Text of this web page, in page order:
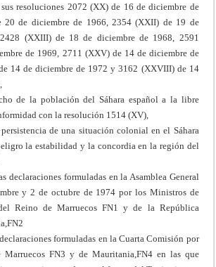
resoluciones 2072 (XX) de 16 de diciembre de
20 de diciembre de 1966, 2354 (XXII) de 19 de
(XXIII) de 18 de diciembre de 1968, 2591
de 1969, 2711 (XXV) de 14 de diciembre de
14 de diciembre de 1972 y 3162 (XXVIII) de 14
de la población del Sáhara español a la libre
con la resolución 1514 (XV),
de una situación colonial en el Sáhara
la estabilidad y la concordia en la región del
declaraciones formuladas en la Asamblea General
y 2 de octubre de 1974 por los Ministros de
Reino de Marruecos FN1 y de la República
formuladas en la Cuarta Comisión por
Marruecos FN3 y de Mauritania,FN4 en las que